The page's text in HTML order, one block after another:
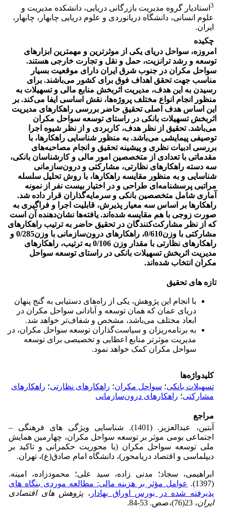
3 استادیار گروه مدیریت بازرگانی دریایی، دانشکده مدیریت و
علوم انسانی، دانشگاه دریانوردی و علوم دریایی چابهار، چابهار،
ایران.
چکیده
امروزه، سواحل دریای یکی از موثرترین و مهمترین ابزارهای
توسعه و رشد ترانزیت، حمل و نقل و تجارت خارجی هستند.
سواحل مکران در جنوب شرق ایران دارای موقعیت بسیار
مناسب جهت تحقق اهداف فوق برای کشور می‌باشند. برای
رسیدن به این هدف، مدیریت اثربخش منابع مالی و تسهیلات به
منظور انجام انواع مختلف پروژه‌ها، نقش اساسی ایفا می‌کند. بر
این اساس هدف اصلی تحقیق حاضر بررسی راهکارهای مدیریت
اثربخش تسهیلات بانکی در راستای توسعه سواحل مکران
می‌باشد. تحقیق از نظر هدف، کاربردی و از نظر شیوه اجرا
توصیفی پیمایشی می‌باشد. به منظور شناسایی راهکارها، با
بررسی ادبیات نظری و پیشینه تحقیق و انجام مصاحبه‌های
مقدماتی با تعدادی از متخصصین امور مالی و کارشناسان بانکی،
سه دسته راهکارهای نظارتی، مشارکتی و درون‌سازمانی
شناسایی و به منظور مقایسه راهکارها، با روش تحلیل سلسله
مراتبی پرسشنامه‌ای طراحی و در اختیار بیست نفر از نمونه
آماری شامل متخصصین بانکی و سرمایه‌گذاران قرار داده شد.
راهکارها بر اساس سه معیار پذیرش، قابلیت اجرا و فراگیری به
صورت زوجی با هم مقایسه شده‌اند. یافته‌ها نشان‌دهنده آن است
که از نظر مشارکت‌کنندگان در تحقیق حاضر به ترتیب راهکارهای
مشارکتی با وزن0/610، راهکارهای درون‌سازمانی با وزن0/285 و
راهکارهای نظارتی با مقدار وزن 0/106 به ترتیب، راهکارهای
مدیریت اثربخش تسهیلات بانکی در راستای توسعه سواحل
مکران انتخاب شده‌اند.
تازه های تحقیق
با انجام این پژوهش، یکی از راه‌های دستیابی به گنج پنهان
دریای عمان که همان توسعه و آبادانی سواحل مکران در
ابعاد مختلف می‌باشد، مشخص و شفاف‌تر خواهد شد.
به برنامه‌ریزان و سیاست‌گذاران توسعه سواحل مکران، در
مدیریت موثرتر منابع اعطایی و تخصیصی برای توسعه
سواحل مکران کمک خواهد نمود.
کلیدواژه‌ها
تسهیلات بانکی؛ سواحل مکران؛ راهکارهای نظارتی؛ راهکارهای
مشارکتی؛ راهکارهای درون‌سازمانی
مراجع
آبتین، عبدالعزیز. (1401). شناسایی ویژگی های فرهنگی –
اجتماعی بومی موثر بر توسعه سواحل مکران، چهارمین همایش
ملی توسعه سواحل مکران (با محوریت حکمرانی و تاکید بر
دیپلماسی و اقتصاد دریامحور)، دانشگاه امام صادق(ع)، تهران.
ابراهیمی، سجاد؛ مدنی زاده، سید علی؛ محمودزاده، امینه.
(1397).
عوامل مؤثر بر هزینه مالی: مطالعه موردی بنگاه های
پذیرفته شده در بورس اوراق بهادار ،پژوهش های اقتصادی
ایران، 23(76)،صص. 53-84.